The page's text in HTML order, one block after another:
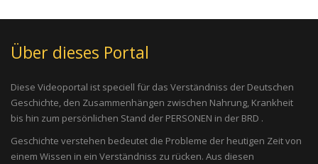
Über dieses Portal
Diese Videoportal ist speciell für das Verständniss der Deutschen
Geschichte, den Zusammenhängen zwischen Nahrung, Krankheit
bis hin zum persönlichen Stand der PERSONEN in der BRD .
Geschichte verstehen bedeutet die Probleme der heutigen Zeit von
einem Wissen in ein Verständniss zu rücken. Aus diesen